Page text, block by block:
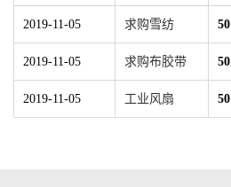
2019-11-05 求购雪纺 50
2019-11-05 求购布胶带 50
2019-11-05 工业风扇 50